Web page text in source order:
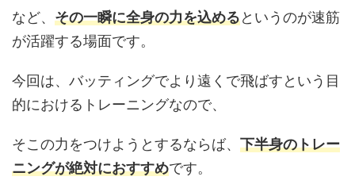
など、 その一瞬に全身の力を込めるというのが速筋
が活躍する場面です。
今回は、バッティングでより遠くで飛ばすという目
的におけるトレーニングなので、
そこの力をつけようとするならば、 下半身のトレー
ニングが絶対におすすめです。